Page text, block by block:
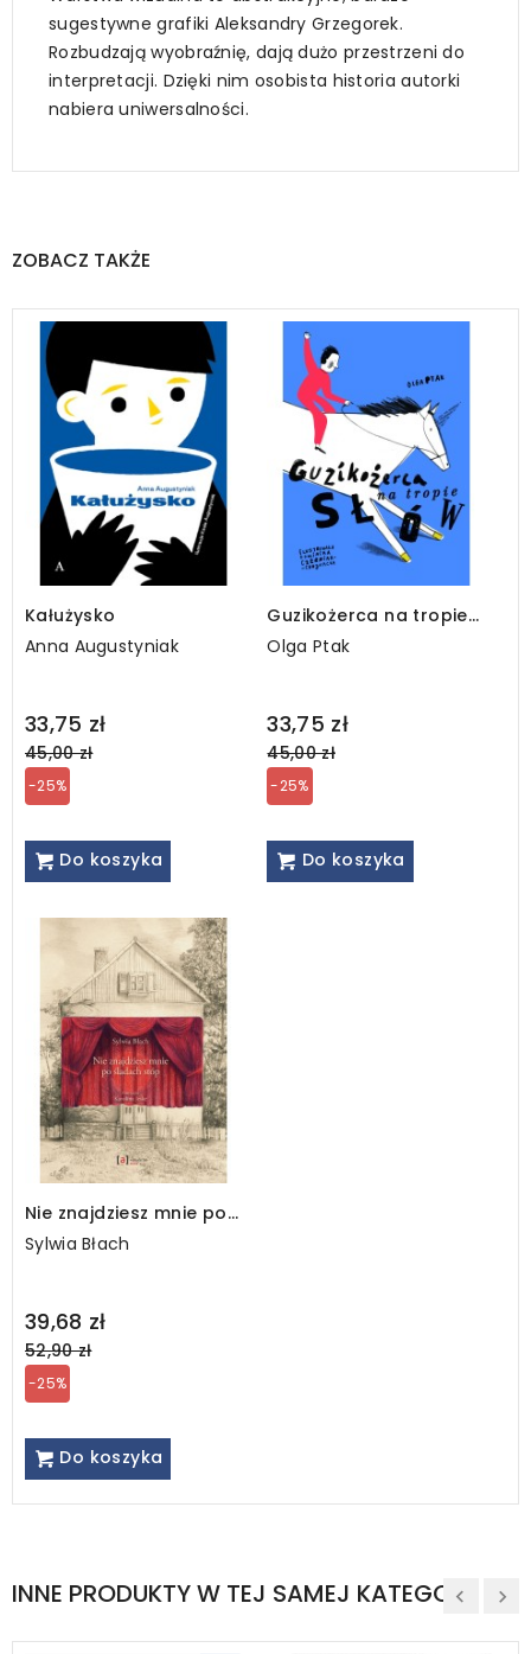
sugestywne grafiki Aleksandry Grzegorek.
Rozbudzają wyobraźnię, dają dużo przestrzeni do
interpretacji. Dzięki nim osobista historia autorki
nabiera uniwersalności.
ZOBACZ TAKŻE
Kałużysko
Anna Augustyniak
33,75 zł
Regular
price
45,00 zł
-25%
Do koszyka
Guzikożerca na tropie
słów
Olga Ptak
33,75 zł
Regular
price
45,00 zł
-25%
Do koszyka
Nie znajdziesz mnie po
śladach stóp
Sylwia Błach
39,68 zł
Regular
price
52,90 zł
-25%
Do koszyka
INNE PRODUKTY W TEJ SAMEJ KATEGORII